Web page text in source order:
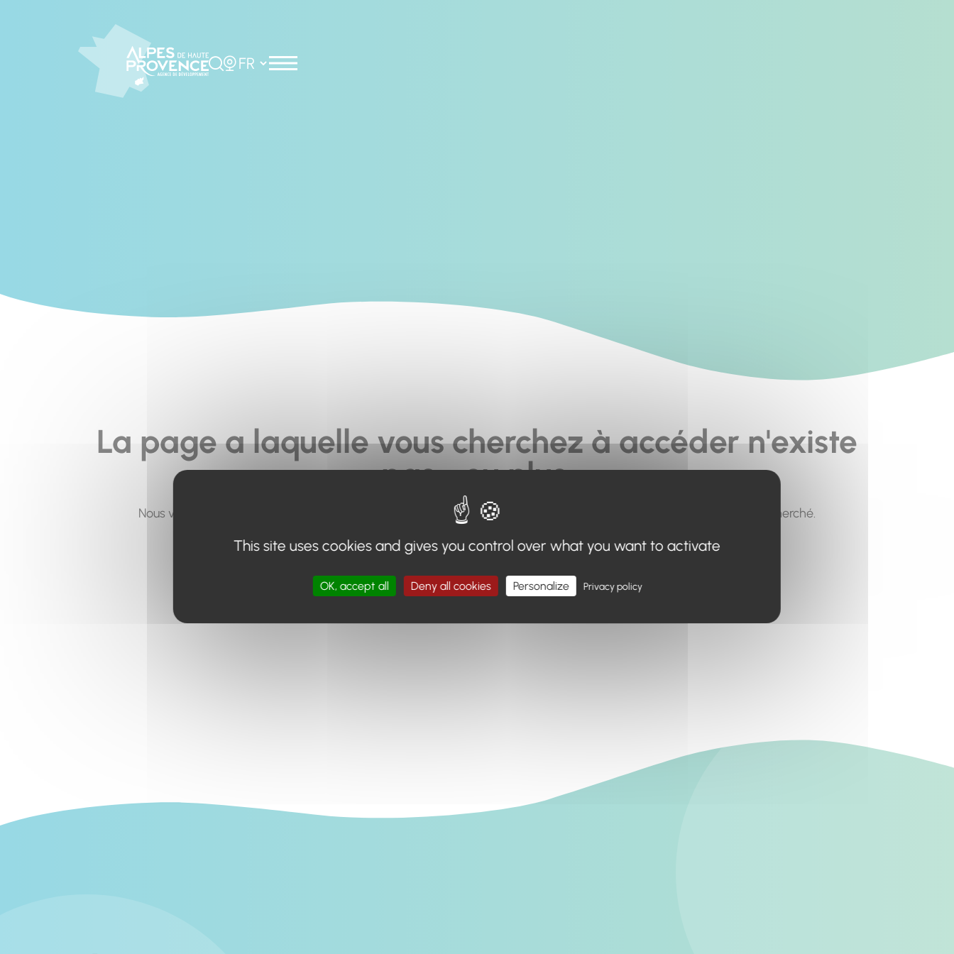
Rechercher
Choisir la langue
La page a laquelle vous cherchez à accéder n'existe
pas... ou plus.
Nous vous invitons à utiliser le moteur de recherche en haut de page, ou à utiliser le menu pour trouver le contenu recherché.
Retour à l'accueil
This site uses cookies and gives you control over what you want to activate
OK, accept all Deny all cookies Personalize Privacy policy